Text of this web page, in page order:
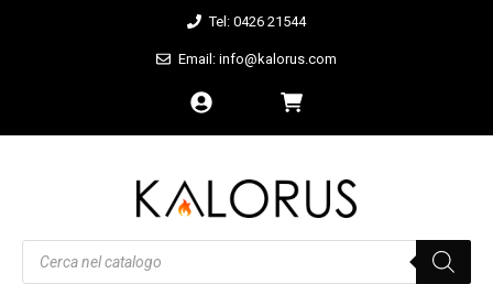
Tel: 0426 21544
Email: info@kalorus.com
Products
search